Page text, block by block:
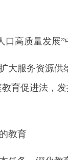
口高质量发
服务资源供
育促进法，
教育